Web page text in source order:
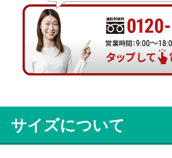
サイズについて